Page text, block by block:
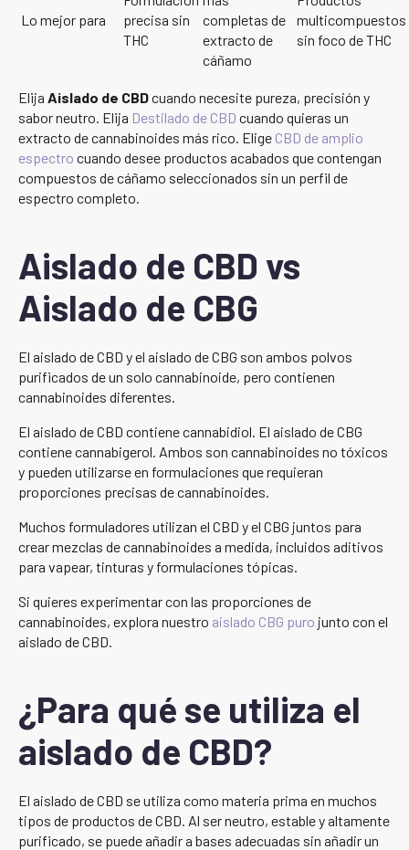
Lo mejor para
precisa sin
THC
completas de
extracto de
cáñamo
multicompuestos
sin foco de THC
Elija Aislado de CBDcuando necesite pureza, precisión y
sabor neutro. Elija Destilado de CBD cuando quieras un
extracto de cannabinoides más rico. Elige CBD de amplio
espectro cuando desee productos acabados que contengan
compuestos de cáñamo seleccionados sin un perfil de
espectro completo.
Aislado de CBD vs
Aislado de CBG
El aislado de CBD y el aislado de CBG son ambos polvos
purificados de un solo cannabinoide, pero contienen
cannabinoides diferentes.
El aislado de CBD contiene cannabidiol. El aislado de CBG
contiene cannabigerol. Ambos son cannabinoides no tóxicos
y pueden utilizarse en formulaciones que requieran
proporciones precisas de cannabinoides.
Muchos formuladores utilizan el CBD y el CBG juntos para
crear mezclas de cannabinoides a medida, incluidos aditivos
para vapear, tinturas y formulaciones tópicas.
Si quieres experimentar con las proporciones de
cannabinoides, explora nuestro aislado CBG puro junto con el
aislado de CBD.
¿Para qué se utiliza el
aislado de CBD?
El aislado de CBD se utiliza como materia prima en muchos
tipos de productos de CBD. Al ser neutro, estable y altamente
purificado, se puede añadir a bases adecuadas sin añadir un